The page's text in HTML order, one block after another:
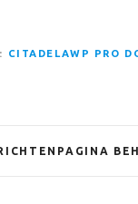
CITADELAWP PRO
BEHEREN